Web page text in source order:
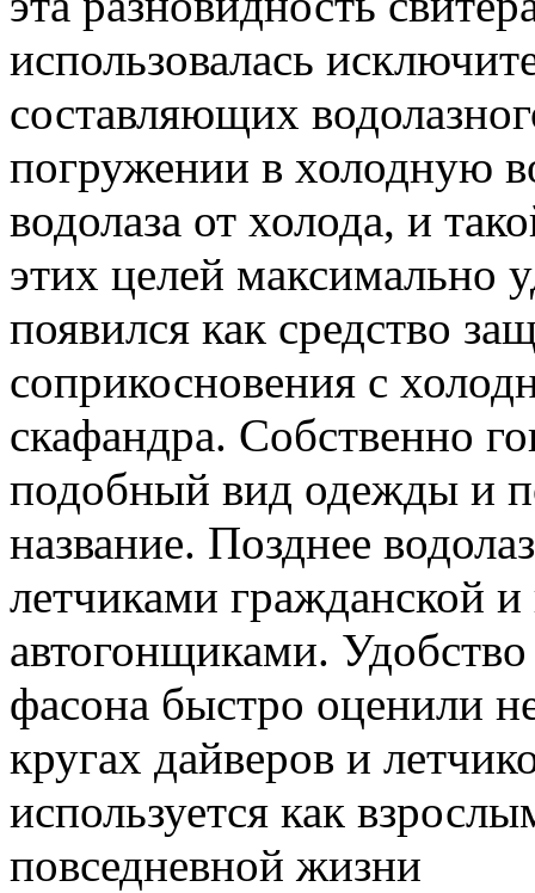
использовалась
составляющих
погружении в холодную
водолаза от холода, и
этих целей
появился как средство
соприкосновения с
скафандра. Собственно
подобный вид одежды и
название. Позднее
летчиками гражданской
автогонщиками.
фасона быстро оценили
кругах дайверов и
используется как
повседневной жизни